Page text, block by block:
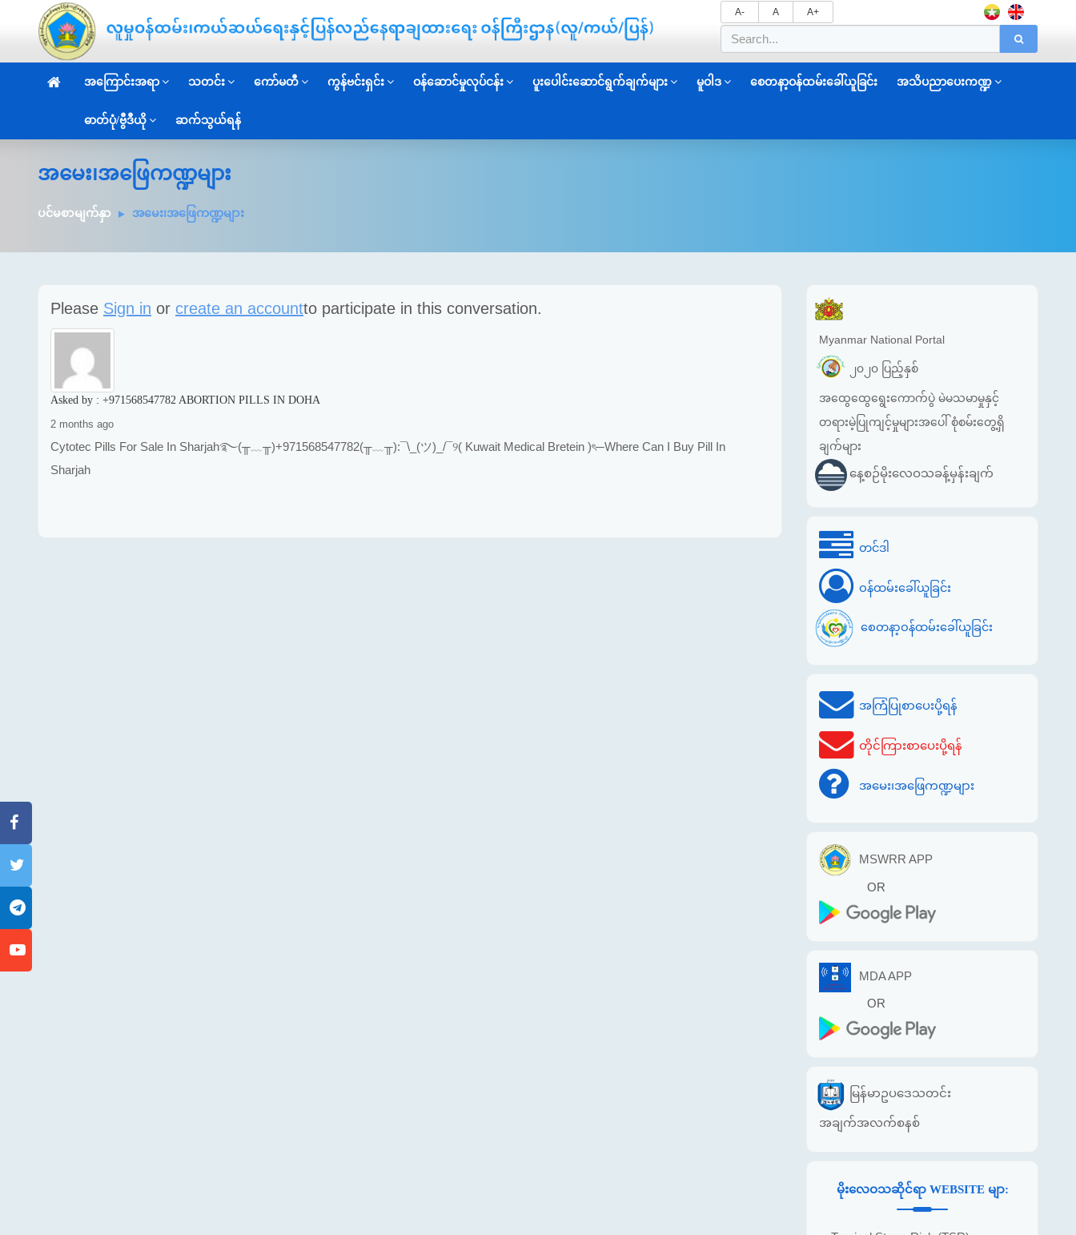
A- A A+
အကြောင်းအရာ သတင်း ကော်မတီ ကွန်ဗင်းရှင်း ဝန်ဆောင်မှုလုပ်ငန်း ပူးပေါင်းဆောင်ရွက်ချက်များ မူဝါဒ စေတနာ့ဝန်ထမ်းခေါ်ယူခြင်း အသိပညာပေးကဏ္ဍ
ဓာတ်ပုံ/ဗွီဒီယို ဆက်သွယ်ရန်
အမေး၊အဖြေကဏ္ဍများ
ပင်မစာမျက်နှာ အမေး၊အဖြေကဏ္ဍများ
Please Sign in or create an accountto participate in this conversation.
Asked by : +971568547782 ABORTION PILLS IN DOHA
2 months ago
Cytotec Pills For Sale In Sharjah࿐(╥﹏╥)+971568547782(╥﹏╥):¯\_(ツ)_/¯୨( Kuwait Medical Bretein )ৎ─Where Can I Buy Pill In
Sharjah
Myanmar National Portal
၂၀၂၀ ပြည့်နှစ်
အထွေထွေရွေးကောက်ပွဲ မဲမသမာမှုနှင့်
တရားမဲ့ပြုကျင့်မှုများအပေါ် စုံစမ်းတွေ့ရှိ
ချက်များ
နေ့စဉ်မိုးလေဝသခန့်မှန်းချက်
တင်ဒါ
ဝန်ထမ်းခေါ်ယူခြင်း
စေတနာ့ဝန်ထမ်းခေါ်ယူခြင်း
အကြံပြုစာပေးပို့ရန်
တိုင်ကြားစာပေးပို့ရန်
အမေး၊အဖြေကဏ္ဍများ
MSWRR APP
OR
MDA APP
OR
မြန်မာဥပဒေသတင်း
အချက်အလက်စနစ်
မိုးလေဝသဆိုင်ရာ WEBSITE မျာ: